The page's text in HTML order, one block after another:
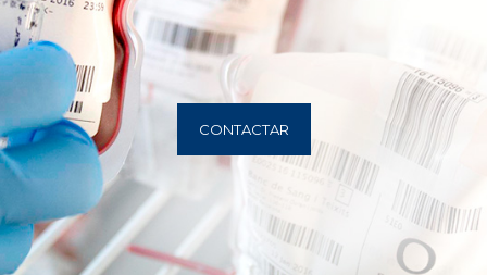
CONTACTAR